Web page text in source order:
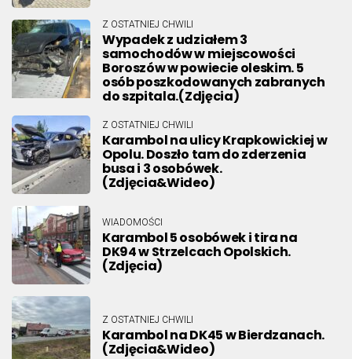
Z OSTATNIEJ CHWILI
Wypadek z udziałem 3
samochodów w miejscowości
Boroszów w powiecie oleskim. 5
osób poszkodowanych zabranych
do szpitala.(Zdjęcia)
Z OSTATNIEJ CHWILI
Karambol na ulicy Krapkowickiej w
Opolu. Doszło tam do zderzenia
busa i 3 osobówek.
(Zdjęcia&Wideo)
WIADOMOŚCI
Karambol 5 osobówek i tira na
DK94 w Strzelcach Opolskich.
(Zdjęcia)
Z OSTATNIEJ CHWILI
Karambol na DK45 w Bierdzanach.
(Zdjęcia&Wideo)